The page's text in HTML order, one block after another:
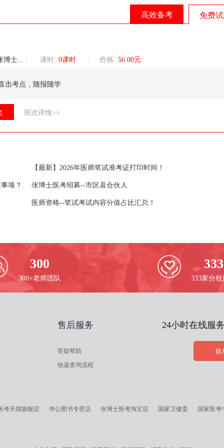
高效备考 免费
讲团核心讲师 课时: 0课时 价格: 56.00元
击考点，随报随学
班次详情>>
【最新】2026年医师笔试准考证打印时间！
项？ 张博士医考招募--市区县合伙人
医师资格--笔试考试内容分值占比汇总！
300
300+老师团队
333
333家分
售后服务
答疑帮助
快递查询流程
24小时在线服
联
考天猫旗舰店 华公图书专营店 张博士医考淘宝店 国家卫健委
国家医考